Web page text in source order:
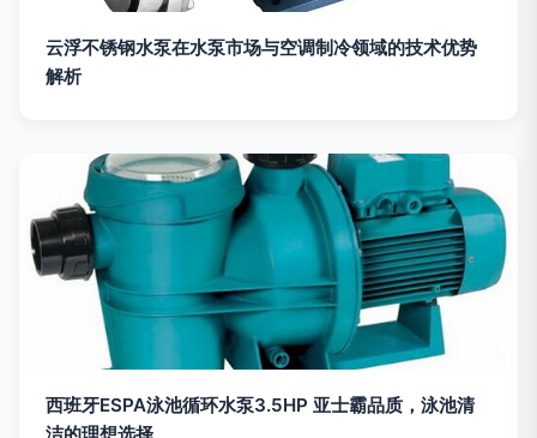
云浮不锈钢水泵在水泵市场与空调制冷领域的技术优势
解析
西班牙ESPA泳池循环水泵3.5HP 亚士霸品质，泳池清